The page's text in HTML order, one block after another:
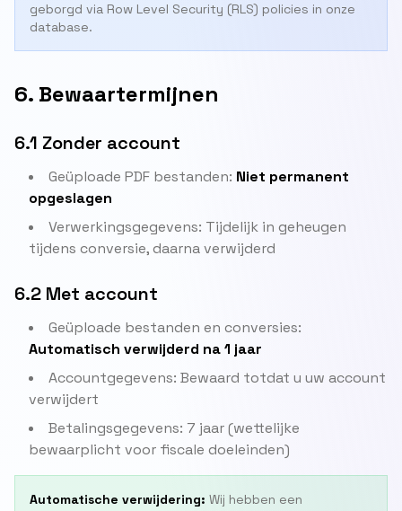
geborgd via Row Level Security (RLS) policies in onze
database.
6. Bewaartermijnen
6.1 Zonder account
Geüploade PDF bestanden: Niet permanent
opgeslagen
Verwerkingsgegevens: Tijdelijk in geheugen
tijdens conversie, daarna verwijderd
6.2 Met account
Geüploade bestanden en conversies:
Automatisch verwijderd na 1 jaar
Accountgegevens: Bewaard totdat u uw account
verwijdert
Betalingsgegevens: 7 jaar (wettelijke
bewaarplicht voor fiscale doeleinden)
Automatische verwijdering: Wij hebben een